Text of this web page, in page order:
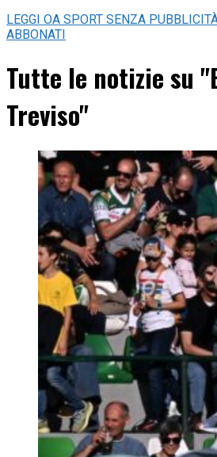
LEGGI OA SPORT SENZA
ABBONATI
Tutte le notizie su
Treviso"